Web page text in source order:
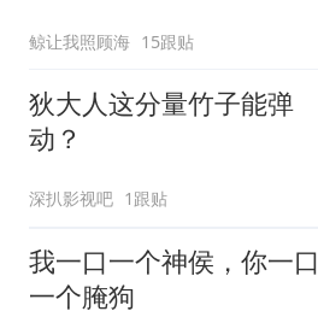
鲸让我照顾海 15跟贴
狄大人这分量竹子能弹
动？
深扒影视吧 1跟贴
我一口一个神侯，你一口
一个腌狗